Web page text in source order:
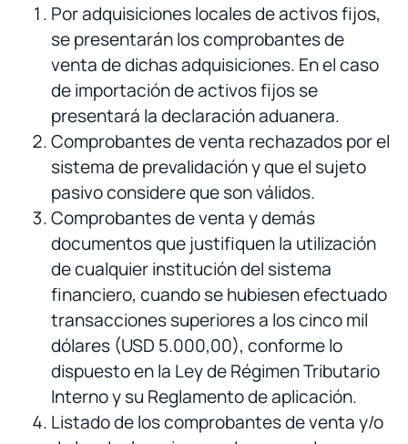
Por adquisiciones locales de activos fijos,
se presentarán los comprobantes de
venta de dichas adquisiciones. En el caso
de importación de activos fijos se
presentará la declaración aduanera.
Comprobantes de venta rechazados por el
sistema de prevalidación y que el sujeto
pasivo considere que son válidos.
Comprobantes de venta y demás
documentos que justifiquen la utilización
de cualquier institución del sistema
financiero, cuando se hubiesen efectuado
transacciones superiores a los cinco mil
dólares (USD 5.000,00), conforme lo
dispuesto en la Ley de Régimen Tributario
Interno y su Reglamento de aplicación.
Listado de los comprobantes de venta y/o